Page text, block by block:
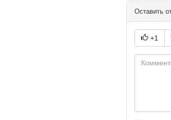
Оставить
+1